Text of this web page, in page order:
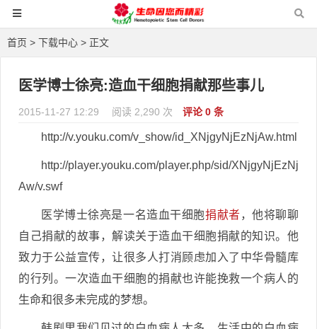
首页 > 下载中心 > 正文
医学博士徐亮:造血干细胞捐献那些事儿
2015-11-27 12:29 阅读 2,290 次 评论 0 条
http://v.youku.com/v_show/id_XNjgyNjEzNjAw.html
http://player.youku.com/player.php/sid/XNjgyNjEzNj
Aw/v.swf
医学博士徐亮是一名造血干细胞捐献者，他将聊聊
自己捐献的故事，解读关于造血干细胞捐献的知识。他
致力于公益宣传，让很多人打消顾虑加入了中华骨髓库
的行列。一次造血干细胞的捐献也许能挽救一个病人的
生命和很多未完成的梦想。